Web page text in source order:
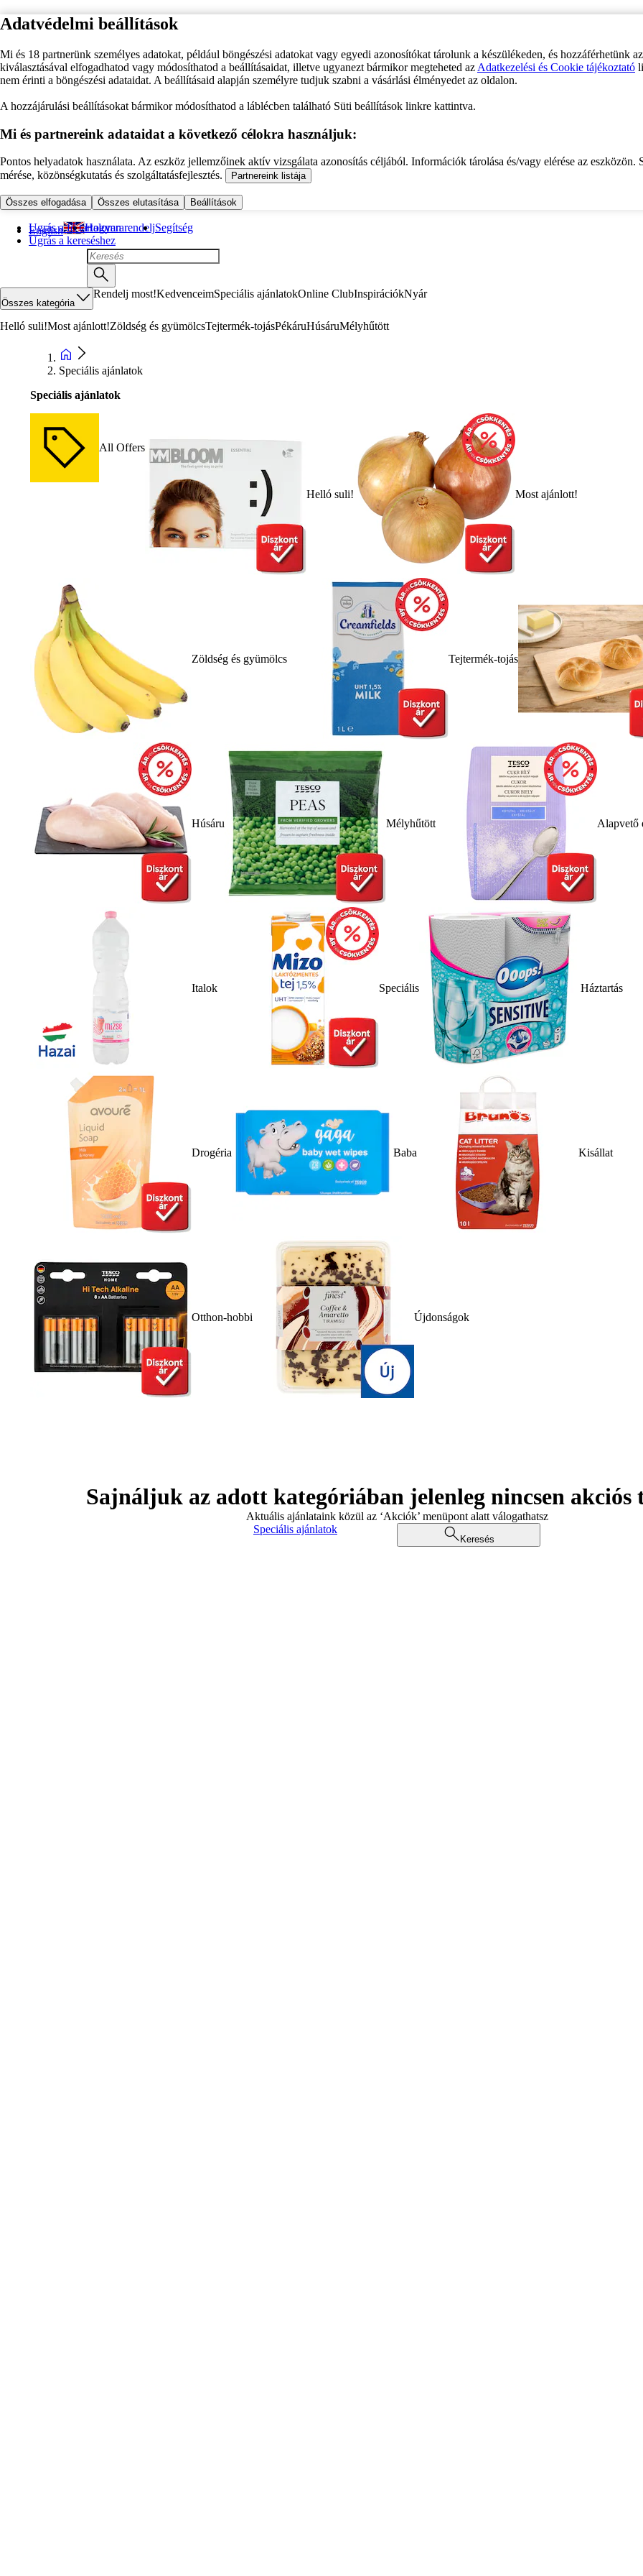
Adatvédelmi beállítások
Mi és 18 partnerünk személyes adatokat, például böngészési adatokat vagy egyedi azonosítókat tárolunk a készülékeden, és hozzáférhetünk
kiválasztásával elfogadhatod vagy módosíthatod a beállításaidat, illetve ugyanezt bármikor megteheted az Adatkezelési és Cookie tájékoztató
nem érinti a böngészési adataidat. A beállításaid alapján személyre tudjuk szabni a vásárlási élményedet az oldalon.
A hozzájárulási beállításokat bármikor módosíthatod a láblécben található Süti beállítások linkre kattintva.
Mi és partnereink adataidat a következő célokra használjuk:
Pontos helyadatok használata. Az eszköz jellemzőinek aktív vizsgálata azonosítás céljából. Információk tárolása és/vagy elérése az eszközön.
mérése, közönségkutatás és szolgáltatásfejlesztés.
Partnereink listája
Összes elfogadása Összes elutasítása Beállítások
Ugrás a fő tartalomra
Ugrás a kereséshez
English Hogyan rendeljSegítség
Összes kategória
Rendelj most!KedvenceimSpeciális ajánlatokOnline ClubInspirációkNyár
Helló suli!Most ajánlott!Zöldség és gyümölcsTejtermék-tojásPékáruHúsáruMélyhűtött
Speciális ajánlatok
Speciális ajánlatok
All Offers
Helló suli! Most ajánlott!
Zöldség és gyümölcs Tejtermék-tojás
Húsáru Mélyhűtött Alapvető
Italok Speciális Háztartás
Drogéria Baba Kisállat
Otthon-hobbi Újdonságok
Sajnáljuk az adott kategóriában jelenleg nincsen akciós
Aktuális ajánlataink közül az ‘Akciók’ menüpont alatt válogathatsz
Speciális ajánlatok
Keresés